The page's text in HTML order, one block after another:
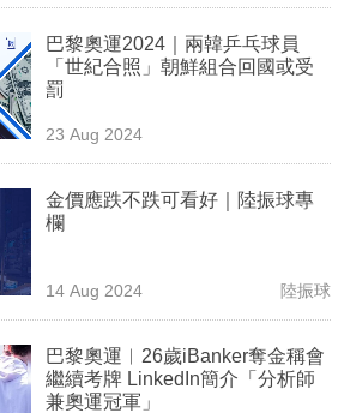
巴黎奧運2024｜兩韓乒乓球員
「世紀合照」朝鮮組合回國或受
罰
23 Aug 2024
金價應跌不跌可看好｜陸振球專
欄
14 Aug 2024 陸振球
巴黎奧運︳26歲iBanker奪金稱會
繼續考牌 LinkedIn簡介「分析師
兼奧運冠軍」